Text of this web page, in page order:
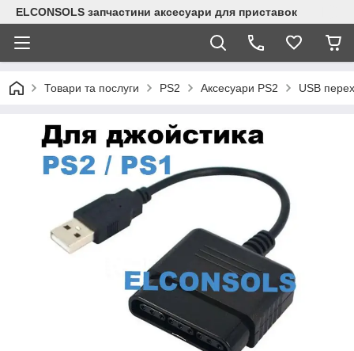
ELCONSOLS запчастини аксесуари для приставок
Товари та послуги PS2 Аксесуари PS2 USB